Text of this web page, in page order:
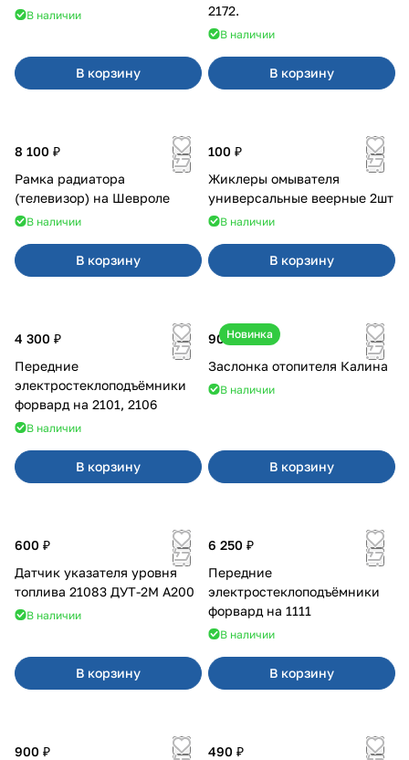
В наличии
В корзину
2172.
В наличии
В корзину
8 100 ₽
Рамка радиатора
(телевизор) на Шевроле
В наличии
В корзину
100 ₽
Жиклеры омывателя
универсальные веерные 2шт
В наличии
В корзину
4 300 ₽
Передние
электростеклоподъёмники
форвард на 2101, 2106
В наличии
В корзину
Новинка
900 ₽
Заслонка отопителя Калина
В наличии
В корзину
600 ₽
Датчик указателя уровня
топлива 21083 ДУТ-2М А200
В наличии
В корзину
6 250 ₽
Передние
электростеклоподъёмники
форвард на 1111
В наличии
В корзину
900 ₽
490 ₽